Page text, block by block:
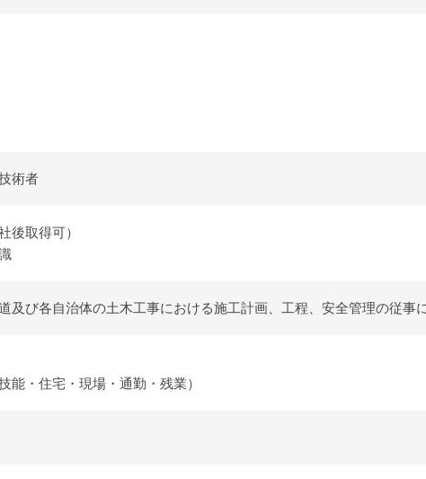
術者
後取得可）
及び各自治体の土木工事における施工計画、工程、安全管理の従事
能・住宅・現場・通勤・残業）